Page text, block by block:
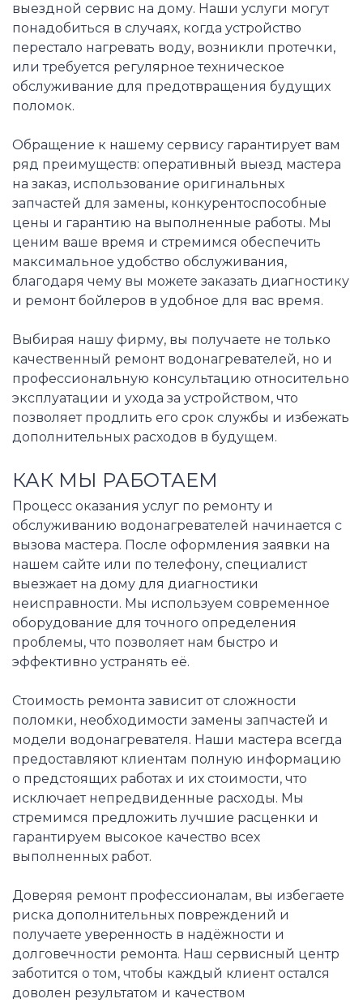
выездной сервис на дому. Наши услуги могут
понадобиться в случаях, когда устройство
перестало нагревать воду, возникли протечки,
или требуется регулярное техническое
обслуживание для предотвращения будущих
поломок.
Обращение к нашему сервису гарантирует вам
ряд преимуществ: оперативный выезд мастера
на заказ, использование оригинальных
запчастей для замены, конкурентоспособные
цены и гарантию на выполненные работы. Мы
ценим ваше время и стремимся обеспечить
максимальное удобство обслуживания,
благодаря чему вы можете заказать диагностику
и ремонт бойлеров в удобное для вас время.
Выбирая нашу фирму, вы получаете не только
качественный ремонт водонагревателей, но и
профессиональную консультацию относительно
эксплуатации и ухода за устройством, что
позволяет продлить его срок службы и избежать
дополнительных расходов в будущем.
КАК МЫ РАБОТАЕМ
Процесс оказания услуг по ремонту и
обслуживанию водонагревателей начинается с
вызова мастера. После оформления заявки на
нашем сайте или по телефону, специалист
выезжает на дому для диагностики
неисправности. Мы используем современное
оборудование для точного определения
проблемы, что позволяет нам быстро и
эффективно устранять её.
Стоимость ремонта зависит от сложности
поломки, необходимости замены запчастей и
модели водонагревателя. Наши мастера всегда
предоставляют клиентам полную информацию
о предстоящих работах и их стоимости, что
исключает непредвиденные расходы. Мы
стремимся предложить лучшие расценки и
гарантируем высокое качество всех
выполненных работ.
Доверяя ремонт профессионалам, вы избегаете
риска дополнительных повреждений и
получаете уверенность в надёжности и
долговечности ремонта. Наш сервисный центр
заботится о том, чтобы каждый клиент остался
доволен результатом и качеством